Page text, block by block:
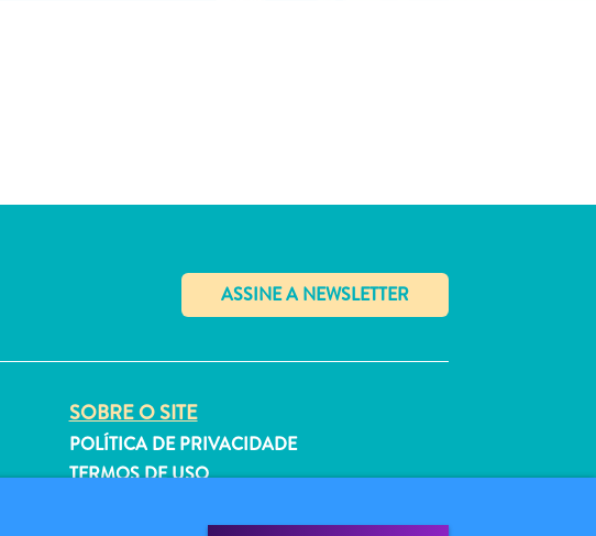
✕
SOBRE O SITE
POLÍTICA DE PRIVACIDADE
TERMOS DE USO